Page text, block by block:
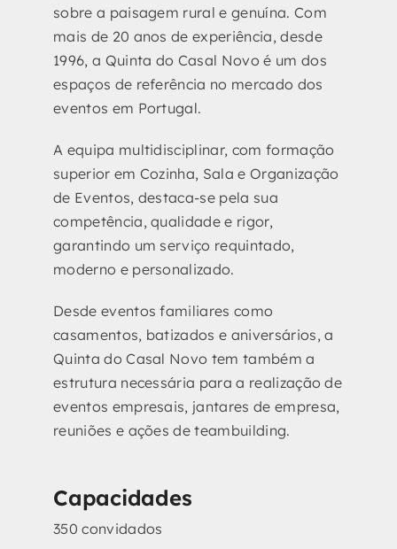
sobre a paisagem rural e genuína. Com
mais de 20 anos de experiência, desde
1996, a Quinta do Casal Novo é um dos
espaços de referência no mercado dos
eventos em Portugal.
A equipa multidisciplinar, com formação
superior em Cozinha, Sala e Organização
de Eventos, destaca-se pela sua
competência, qualidade e rigor,
garantindo um serviço requintado,
moderno e personalizado.
Desde eventos familiares como
casamentos, batizados e aniversários, a
Quinta do Casal Novo tem também a
estrutura necessária para a realização de
eventos empresais, jantares de empresa,
reuniões e ações de teambuilding.
Capacidades
350 convidados